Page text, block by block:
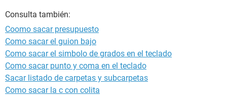
Consulta también:
Coomo sacar presupuesto
Como sacar el guion bajo
Como sacar el simbolo de grados en el teclado
Como sacar punto y coma en el teclado
Sacar listado de carpetas y subcarpetas
Como sacar la c con colita